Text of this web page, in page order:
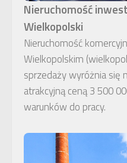
Nieruchomość
Wielkopolski
Nieruchomość
Wielkopolskim
sprzedaży wyróżnia się
atrakcyjną ceną 3 500
warunków do pracy.